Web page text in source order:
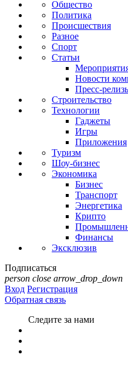
Общество
Политика
Происшествия
Разное
Спорт
Статьи
Новости
Пресс-
Строительство
Технологии
Гаджеты
Игры
Приложения
Туризм
Шоу-бизнес
Экономика
Бизнес
Транспорт
Энергетика
Крипто
Финансы
Эксклюзив
Подписаться
person close arrow_drop_down
Вход Регистрация
Обратная связь
Следите за нами